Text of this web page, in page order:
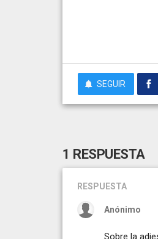
SEGUIR
1 RESPUESTA
RESPUESTA
Anónimo
Sobre la